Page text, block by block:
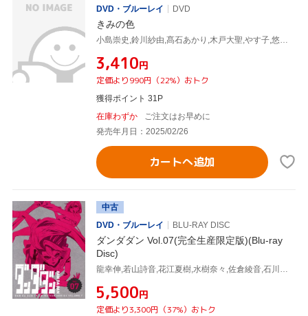
DVD・ブルーレイ DVD
きみの色
¥3,410円
定価より990円（22%）おトク
獲得ポイント 31P
在庫わずか
ご注文はお早めに
発売年月日：2025/02/26
カートへ追加
中古
DVD・ブルーレイ
BLU-RAY DISC
ダンダダン Vol.07(完全生産限定版)(Blu-ray
Disc)
¥5,500円
定価より3,300円（37%）おトク